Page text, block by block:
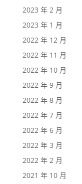
2023 年 2 月
2023 年 1 月
2022 年 12 月
2022 年 11 月
2022 年 10 月
2022 年 9 月
2022 年 8 月
2022 年 7 月
2022 年 6 月
2022 年 3 月
2022 年 2 月
2021 年 10 月